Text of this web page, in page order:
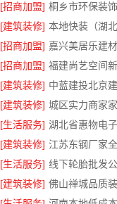
[招商加盟]
[建筑装修]
[招商加盟]
[招商加盟]
[建筑装修]
[建筑装修]
[生活服务]
[建筑装修]
[生活服务]
[建筑装修]